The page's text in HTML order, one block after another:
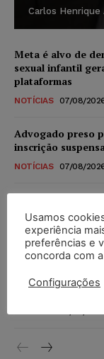
Carlos Henrique
Meta é alvo de
sexual infantil
plataformas
NOTÍCIAS 07/08/
Advogado preso
inscrição
NOTÍCIAS 07/08/
novos para
níveis
DIREITO TRIBUTÁRIO
Justiça do
vendia canetas
Usamos
experiência
preferências e
concorda com
Configurações